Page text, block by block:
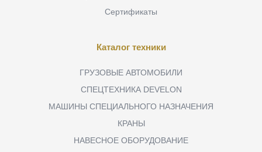
Сертификаты
Каталог техники
ГРУЗОВЫЕ АВТОМОБИЛИ
СПЕЦТЕХНИКА DEVELON
МАШИНЫ СПЕЦИАЛЬНОГО НАЗНАЧЕНИЯ
КРАНЫ
НАВЕСНОЕ ОБОРУДОВАНИЕ